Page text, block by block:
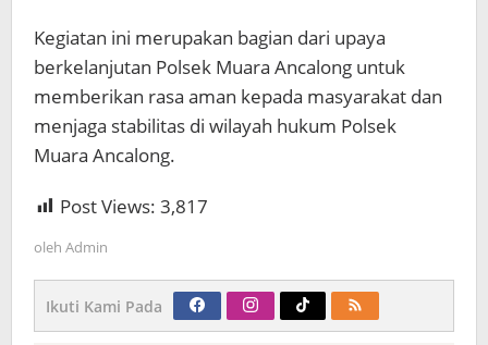
Kegiatan ini merupakan bagian dari upaya
berkelanjutan Polsek Muara Ancalong untuk
memberikan rasa aman kepada masyarakat dan
menjaga stabilitas di wilayah hukum Polsek
Muara Ancalong.
Post Views: 3,817
oleh Admin
Ikuti Kami Pada